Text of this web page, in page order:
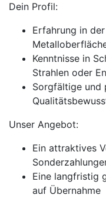
Dein Profil:
Erfahrung in
Kenntnisse in
Strahlen oder
Sorgfältige und
Unser Angebot:
Ein attraktives
Eine langfristig
auf Übernahme